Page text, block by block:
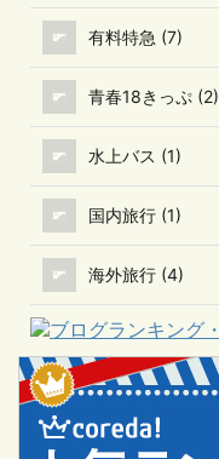
有料特急 (7)
青春18きっぷ (2)
水上バス (1)
国内旅行 (1)
海外旅行 (4)